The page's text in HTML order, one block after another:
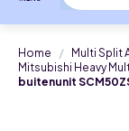
Home Multi Split
Mitsubishi Heavy
buitenunit